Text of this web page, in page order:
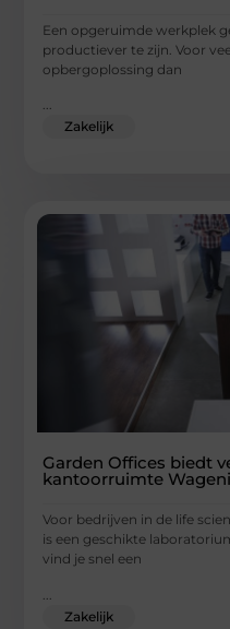
Een opgeruimde werkplek
productiever te zijn. Voor
opbergoplossing dan
...
Zakelijk
Garden Offices biedt
kantoorruimte
Voor bedrijven in de life
is een geschikte
vind je snel een
Zakelijk